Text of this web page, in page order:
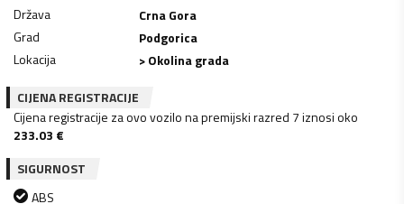
Država
Crna Gora
Grad
Podgorica
Lokacija
> Okolina grada
CIJENA REGISTRACIJE
Cijena registracije za ovo vozilo na premijski razred 7 iznosi oko
233.03 €
SIGURNOST
ABS